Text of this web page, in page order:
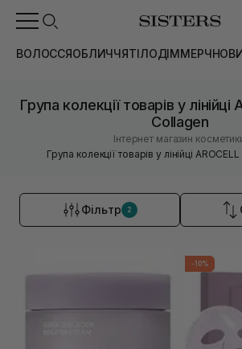
ВОЛОССЯОБЛИЧЧЯТІЛОДІММЕРЧ
Група колекції товарів у
Collagen
Інтернет магазин
Група колекції товарів у лінійці
Фільтр 2
-10%